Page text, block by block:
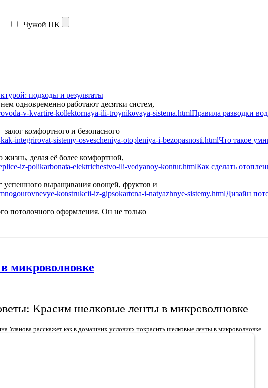
Чужой ПК
подходы и результаты
одновременно работают десятки систем,
Правила разводки
комфортного и безопасного
Что такое
делая её более комфортной,
Как сделать
успешного выращивания овощей, фруктов и
Дизайн
потолочного оформления. Он не только
микроволновке
Красим шелковые ленты в микроволновке
Уланова расскажет как в домашних условиях покрасить шелковые ленты в микроволновке